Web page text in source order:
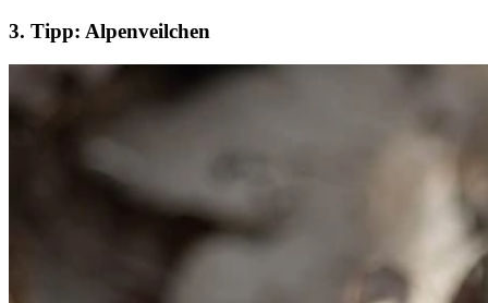
3. Tipp: Alpenveilchen